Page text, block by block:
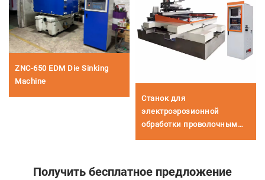
ZNC-650 EDM Die Sinking
Machine
Станок для
электроэрозионной
обработки проволочным
Получить бесплатное предложение